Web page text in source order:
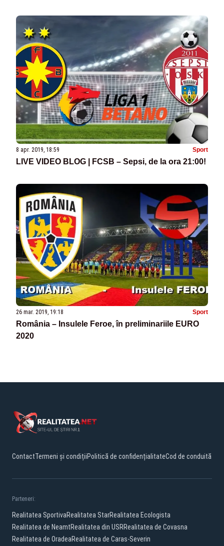
8 apr. 2019, 18:59 Sport
LIVE VIDEO BLOG | FCSB – Sepsi, de la ora 21:00!
26 mar. 2019, 19:18 Sport
România – Insulele Feroe, în preliminariile EURO
2020
ContactTermeni și condițiiPolitică de confidențialitateCod de conduită
Parteneri:
Realitatea SportivaRealitatea StarRealitatea Ecologista
Realitatea de NeamtRealitatea din USRRealitatea de Covasna
Realitatea de OradeaRealitatea de Caras-Severin